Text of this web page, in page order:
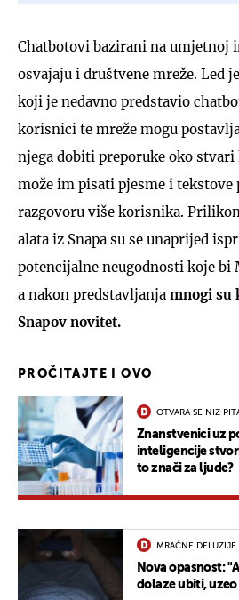
Chatbotovi bazirani na umjetnoj
osvajaju i društvene mreže. Led
koji je nedavno predstavio
korisnici te mreže mogu
njega dobiti preporuke oko
može im pisati pjesme i tekstove
razgovoru više korisnika.
alata iz Snapa su se unaprijed
potencijalne neugodnosti koje bi
a nakon predstavljanja mnogi su
Snapov novitet.
PROČITAJTE I OVO
OTVARA SE NIZ
Znanstvenici uz
inteligencije
to znači za ljude?
MRAČNE DELUZIJE
Nova opasnost:
dolaze ubiti, uzeo